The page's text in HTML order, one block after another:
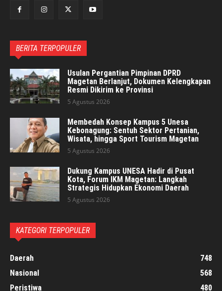
BERITA TERPOPULER
Usulan Pergantian Pimpinan DPRD
Magetan Berlanjut, Dokumen Kelengkapan
Resmi Dikirim ke Provinsi
5 Agustus 2026
Membedah Konsep Kampus 5 Unesa
Kebonagung: Sentuh Sektor Pertanian,
Wisata, hingga Sport Tourism Magetan
5 Agustus 2026
Dukung Kampus UNESA Hadir di Pusat
Kota, Forum IKM Magetan: Langkah
Strategis Hidupkan Ekonomi Daerah
5 Agustus 2026
KATEGORI TERPOPULER
Daerah
748
Nasional
568
Peristiwa
480